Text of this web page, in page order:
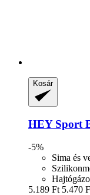
Kosár
HEY Sport
-5%
Sima és
5.189 Ft 5.470